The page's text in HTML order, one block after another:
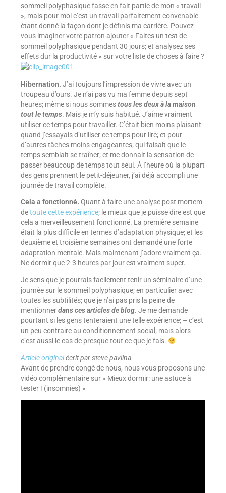
sommeil polyphasique fasse en fait partie de mon « travail
», mais pour moi c’est un travail parfaitement convenable
étant donné la façon dont je définis ma carrière. Pouvez-
vous imaginer votre patron ajouter « Faites un test de
sommeil polyphasique pendant 30 jours; et analysez ses
effets dur la productivité » sur votre liste de choses à faire ?
Hibernation. J’ai toujours l’impression de vivre avec un
troupeau d’ours. Je n’ai pas vu ma femme depuis sept
heures; même si nous sommestous les deux à la maison
tout le temps. Mais je m’y suis habitué. J’aime vraiment
utiliser ce temps pour travailler. C’était bien moins plaisant
quand j’essayais d’utiliser ce temps pour lire; et pour
d’autres tâches moins engageantes; qui faisait que le
temps semblait se traîner; et me donnait la sensation de
passer beaucoup de temps tout seul. À l’heure où la plupart
des gens prennent le petit-déjeuner, j’ai déjà accompli une
journée de travail complète.
Cela a fonctionné. Quant à faire une analyse post mortem
detoute cette expérience; le mieux que je puisse dire est que
cela a merveilleusement fonctionné. La première semaine
était la plus difficile en termes d’adaptation physique; et les
deuxième et troisième semaines ont demandé une forte
adaptation mentale. Mais maintenant j’adore vraiment ça.
Ne dormir que 2-3 heures par jour est vraiment super.
Je sens que je pourrais facilement tenir un séminaire d’une
journée sur le sommeil polyphasique; en particulier avec
toutes les subtilités; que je n’ai pas pris la peine de
mentionnerdans ces articles de blog. Je me demande
pourtant si les gens tenteraient une telle expérience; – c’est
un peu contraire au conditionnement social; mais alors
c’est aussi le cas de presque tout ce que je fais.
Article originalécrit par steve pavlina
Avant de prendre congé de nous, nous vous proposons une
vidéo complémentaire sur « Mieux dormir: une astuce à
tester ! (insomnies) »